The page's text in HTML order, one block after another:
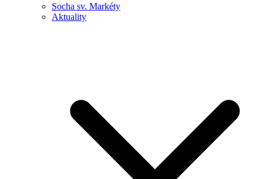
Socha sv. Markéty
Aktuality